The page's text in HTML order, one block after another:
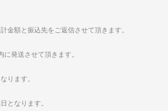
金額と振込先をご返信させて頂きます。
に発送させて頂きます。
ります。
となります。